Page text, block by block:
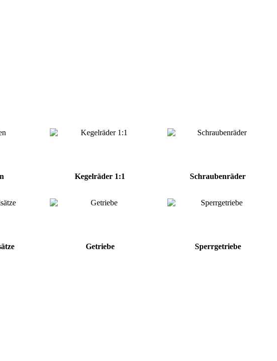
Kegelräder 1:1 Schraubenräder
Getriebe
Sperrgetriebe